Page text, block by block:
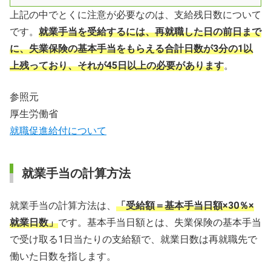
上記の中でとくに注意が必要なのは、支給残日数について
です。 就業手当を受給するには、再就職した日の前日まで
に、失業保険の基本手当をもらえる合計日数が3分の1以
上残っており、それが45日以上の必要があります。
参照元
厚生労働省
就職促進給付について
就業手当の計算方法
就業手当の計算方法は、 「受給額＝基本手当日額×30％×
就業日数」です。基本手当日額とは、失業保険の基本手当
で受け取る1日当たりの支給額で、就業日数は再就職先で
働いた日数を指します。